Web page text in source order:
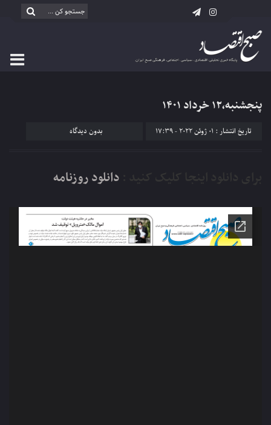
پنجشنبه،۱۲ خرداد ۱۴۰۱
تاریخ انتشار : 01 ژوئن 2022 - 17:39 بدون دیدگاه
دانلود روزنامه